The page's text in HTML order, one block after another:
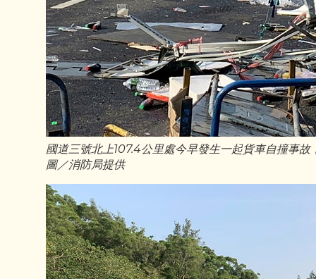
國道三號北上107.4公里處今早發生一起貨車自撞事
圖／消防局提供